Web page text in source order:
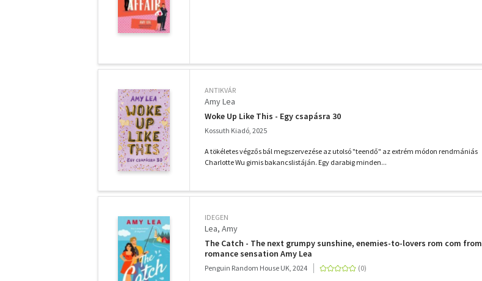
ANTIKVÁR
Amy Lea
Woke Up Like This - Egy csapásra 30
Kossuth Kiadó, 2025
A tökéletes végzős bál megszervezése az utolsó "teendő" az extrém módon rendmániás
Charlotte Wu gimis bakancslistáján. Egy darabig minden...
IDEGEN
Lea, Amy
The Catch - The next grumpy sunshine, enemies-to-lovers rom com from
romance sensation Amy Lea
Penguin Random House UK, 2024